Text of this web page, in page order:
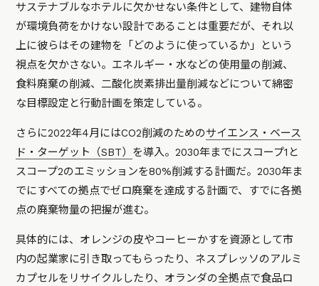
サステナブルなホテルに欠かせない条件として、建物自体
が環境負荷をかけない設計であることは重要だが、それ以
上に彼らはその建物を「どのように使っているか」という
視点を欠かさない。エネルギー・水などの使用量の削減、
食料廃棄の削減、二酸化炭素排出量削減などについて綿密
な目標設定と行動計画を策定している。
さらに2022年4月にはCO2削減のためのサイエンス・ベース
ド・ターゲット（SBT） を導入。2030年までにスコープ1と
スコープ2のエミッションを80%削減する計画だ。2030年ま
でにすべての拠点でゼロ廃棄を達成する計画で、すでに各拠
点の廃棄物量の把握が進む。
具体的には、オレンジの皮やコーヒーかすを資源として市
内の起業家に引き取ってもらったり、ネスプレッソのアルミ
カプセルをリサイクルしたり、オランダの全拠点で食品ロ